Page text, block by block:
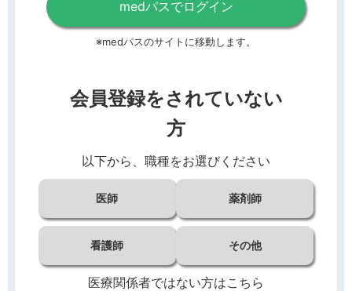
medパスでログイン
※medパスのサイトに移動します。
会員登録をされていない
方
以下から、職種をお選びください
医師 薬剤師
看護師 その他
医療関係者ではない方はこちら